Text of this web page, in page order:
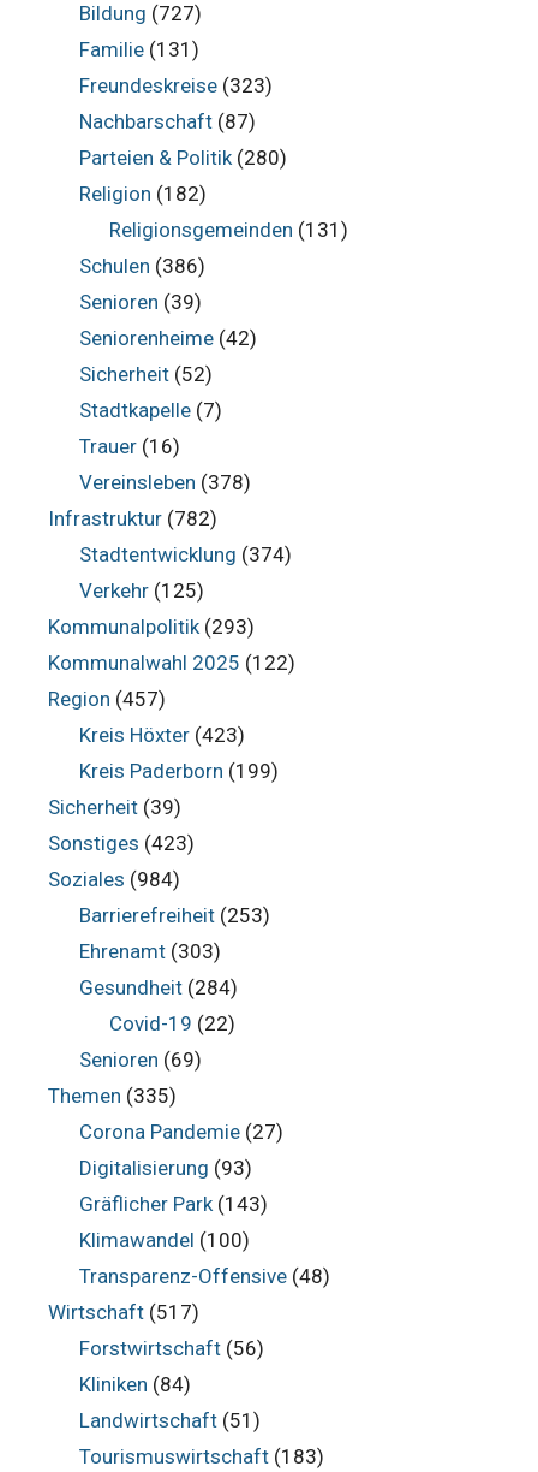
Bildung (727)
Familie(131)
Freundeskreise(323)
Nachbarschaft(87)
Parteien & Politik(280)
Religion (182)
Religionsgemeinden (131)
Schulen (386)
Senioren (39)
Seniorenheime(42)
Sicherheit(52)
Stadtkapelle(7)
Trauer(16)
Vereinsleben (378)
Infrastruktur (782)
Stadtentwicklung (374)
Verkehr(125)
Kommunalpolitik(293)
Kommunalwahl 2025 (122)
Region (457)
Kreis Höxter(423)
Kreis Paderborn (199)
Sicherheit (39)
Sonstiges (423)
Soziales (984)
Barrierefreiheit(253)
Ehrenamt(303)
Gesundheit(284)
Covid-19 (22)
Senioren (69)
Themen (335)
Corona Pandemie(27)
Digitalisierung (93)
Gräflicher Park(143)
Klimawandel (100)
Transparenz-Offensive(48)
Wirtschaft (517)
Forstwirtschaft(56)
Kliniken (84)
Landwirtschaft(51)
Tourismuswirtschaft(183)